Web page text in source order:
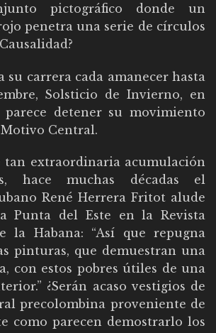
pictográfico donde un
penetra una serie de círculos
su carrera cada amanecer hasta
Solsticio de Invierno, en
detener su movimiento
Central.
tan extraordinaria acumulación
hace muchas décadas el
René Herrera Fritot alude
Punta del Este en la Revista
la Habana: “Así que repugna
pinturas, que demuestran una
con estos pobres útiles de una
¿Serán acaso vestigios de
precolombina proveniente de
como parecen demostrarlo los